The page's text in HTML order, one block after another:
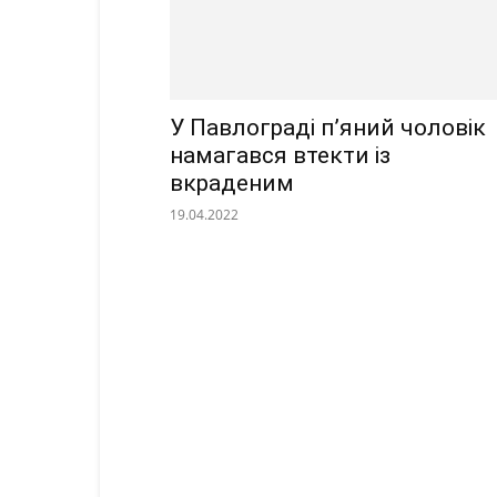
У Павлограді п’яний чоловік
намагався втекти із
вкраденим
19.04.2022